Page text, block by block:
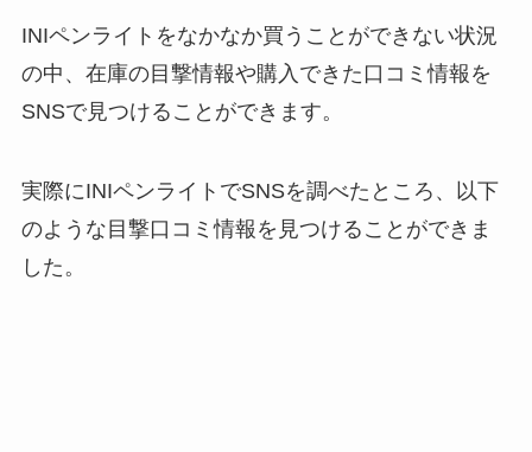
INIペンライトをなかなか買うことができない状況
の中、在庫の目撃情報や購入できた口コミ情報を
SNSで見つけることができます。
実際にINIペンライトでSNSを調べたところ、以下
のような目撃口コミ情報を見つけることができま
した。